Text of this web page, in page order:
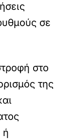
σε
στο
της
ή